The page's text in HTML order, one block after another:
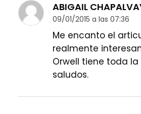
ABIGAIL
09/01/2015 a las 07:36
Me encanto el
realmente
Orwell tiene toda la
saludos.